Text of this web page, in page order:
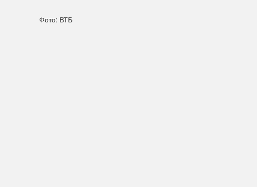
Фото: ВТБ